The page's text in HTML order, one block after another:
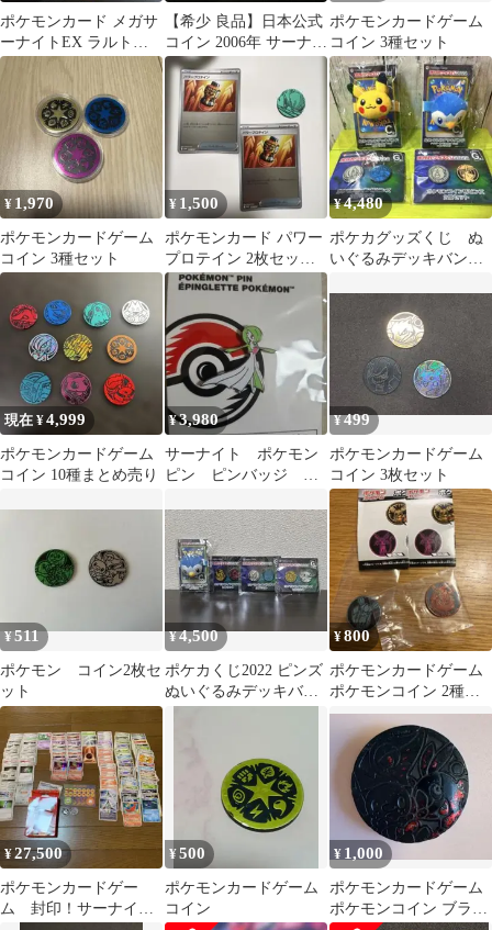
ポケモンカード メガサ
ーナイトEX ラルトス
キルリア セット
【希少 良品】日本公式
コイン 2006年 サーナイ
ト シルバー スモークホ
ポケモンカードゲーム
コイン 3種セット
¥ 1,970
ポケモンカードゲーム
コイン 3種セット
¥ 1,500
ポケモンカード パワー
プロテイン 2枚セット
コイン付き
¥4,480
ポケカグッズくじ ぬ
いぐるみデッキバン
現在 ¥4,999
ポケモンカードゲーム
コイン 10種まとめ売り
¥3,980
サーナイト ポケモン
ピン ピンバッジ 海
¥499
ポケモンカードゲーム
コイン 3枚セット
¥511
ポケモン コイン2枚セ
ット
¥4,500
ポケカくじ2022 ピンズ
ぬいぐるみデッキバン
¥800
ポケモンカードゲーム
ポケモンコイン 2種セ
ット
¥27,500
ポケモンカードゲー
ム 封印！サーナイト
¥500
ポケモンカードゲーム
コイン
¥ 1,000
ポケモンカードゲーム
ポケモンコイン ブラッ